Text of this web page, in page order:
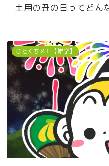
土用の丑の日ってどん
ひとくちメモ【雑学】